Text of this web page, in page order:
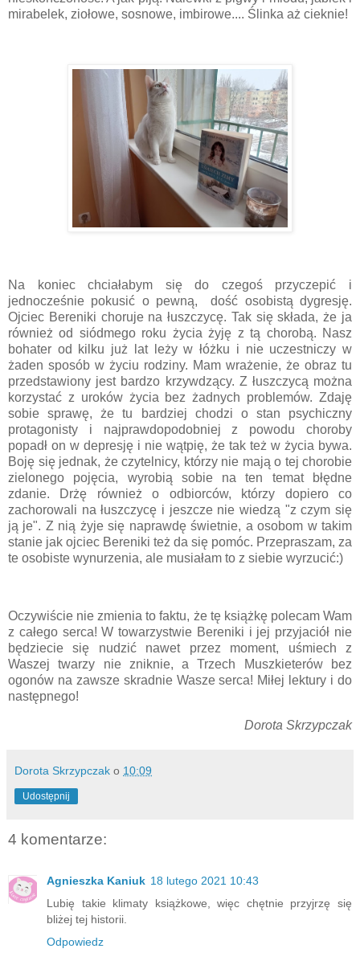
mirabelek, ziołowe, sosnowe, imbirowe.... Ślinka aż cieknie!
Na koniec chciałabym się do czegoś przyczepić i
jednocześnie pokusić o pewną, dość osobistą dygresję.
Ojciec Bereniki choruje na łuszczycę. Tak się składa, że ja
również od siódmego roku życia żyję z tą chorobą. Nasz
bohater od kilku już lat leży w łóżku i nie uczestniczy w
żaden sposób w życiu rodziny. Mam wrażenie, że obraz tu
przedstawiony jest bardzo krzywdzący. Z łuszczycą można
korzystać z uroków życia bez żadnych problemów. Zdaję
sobie sprawę, że tu bardziej chodzi o stan psychiczny
protagonisty i najprawdopodobniej z powodu choroby
popadł on w depresję i nie wątpię, że tak też w życia bywa.
Boję się jednak, że czytelnicy, którzy nie mają o tej chorobie
zielonego pojęcia, wyrobią sobie na ten temat błędne
zdanie. Drżę również o odbiorców, którzy dopiero co
zachorowali na łuszczycę i jeszcze nie wiedzą "z czym się
ją je". Z nią żyje się naprawdę świetnie, a osobom w takim
stanie jak ojciec Bereniki też da się pomóc. Przepraszam, za
te osobiste wynurzenia, ale musiałam to z siebie wyrzucić:)
Oczywiście nie zmienia to faktu, że tę książkę polecam Wam
z całego serca! W towarzystwie Bereniki i jej przyjaciół nie
będziecie się nudzić nawet przez moment, uśmiech z
Waszej twarzy nie zniknie, a Trzech Muszkieterów bez
ogonów na zawsze skradnie Wasze serca! Miłej lektury i do
następnego!
Dorota Skrzypczak
Dorota Skrzypczak o 10:09
Udostępnij
4 komentarze:
Agnieszka Kaniuk 18 lutego 2021 10:43
Lubię takie klimaty książkowe, więc chętnie przyjrzę się
bliżej tej historii.
Odpowiedz